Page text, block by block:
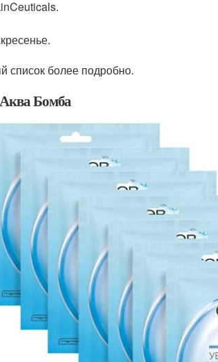
список более подробно.
Бомба